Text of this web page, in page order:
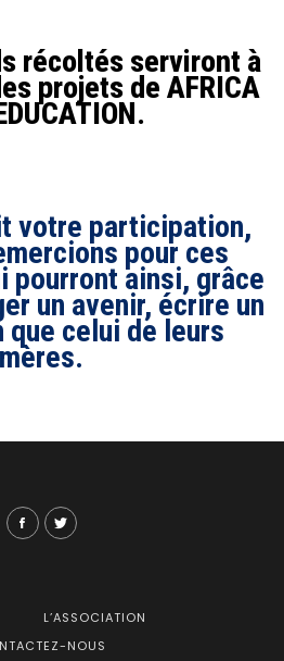
récoltés serviront à
projets de AFRICA
votre participation,
pour ces
pourront ainsi, grâce
un avenir, écrire un
que celui de leurs
mères.
L’ASSOCIATION
NOUS